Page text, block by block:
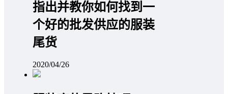
指出并教你如何找到一
个好的批发供应的服装
尾货
2020/04/26